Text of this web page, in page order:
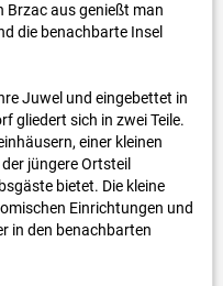
Brzac aus genießt man
die benachbarte Insel
Juwel und eingebettet in
gliedert sich in zwei Teile.
einer kleinen
jüngere Ortsteil
bietet. Die kleine
Einrichtungen und
in den benachbarten